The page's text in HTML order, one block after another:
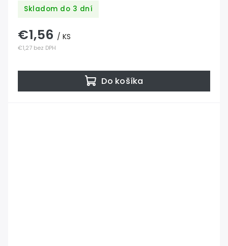
Skladom do 3 dní
€1,27 bez DPH
€1,56 / KS
Do košíka